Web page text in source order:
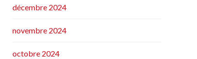
décembre 2024
novembre 2024
octobre 2024